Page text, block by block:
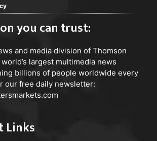
you can trust:
and media division of Thomson
largest multimedia news
billions of people worldwide every
our free daily newsletter:
Links